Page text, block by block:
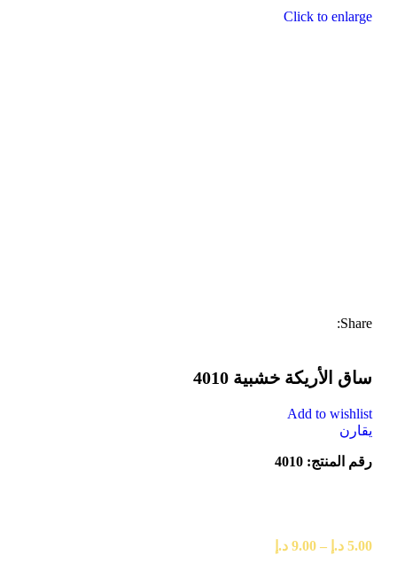
Click to enlarge
Share:
ساق الأريكة خشبية 4010
Add to wishlist
يقارن
رقم المنتج: 4010
5.00 د.إ –
9.00 د.إ